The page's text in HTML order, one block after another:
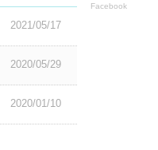
2021/05/17
2020/05/29
2020/01/10
Facebook